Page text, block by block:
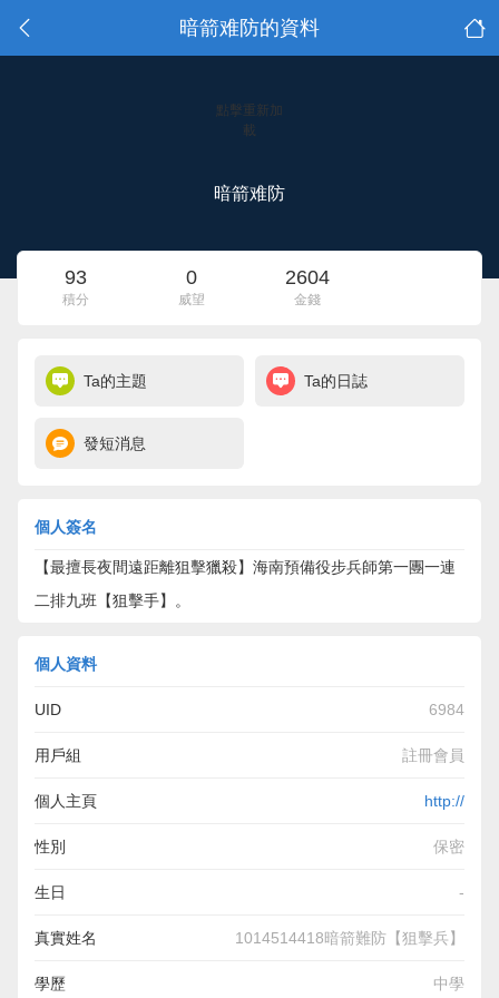
暗箭难防的資料
點擊重新加
載
暗箭难防
93
積分
0
威望
2604
金錢
Ta的主題 Ta的日誌
發短消息
個人簽名
【最擅長夜間遠距離狙擊獵殺】海南預備役步兵師第一團一連
二排九班【狙擊手】。
個人資料
UID 6984
用戶組 註冊會員
個人主頁 http://
性別 保密
生日 -
真實姓名 1014514418暗箭難防【狙擊兵】
學歷 中學